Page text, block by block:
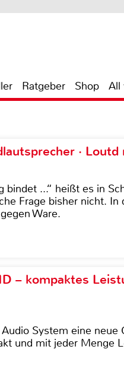
Ratgeber Shop All
· Loutd
...“ heißt es in
Frage bisher nicht. In
Ware.
– kompaktes
System eine neue
und mit jeder Menge